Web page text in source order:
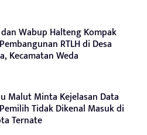
Wabup Halteng Kompak
RTLH di Desa
Kecamatan Weda
Malut Minta Kejelasan Data
Tidak Dikenal Masuk di
Ternate